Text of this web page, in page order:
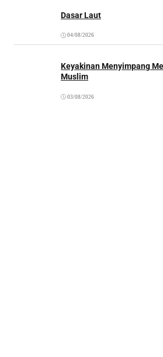
Dasar Laut
04/08/2026
Keyakinan Menyimpang
Muslim
03/08/2026